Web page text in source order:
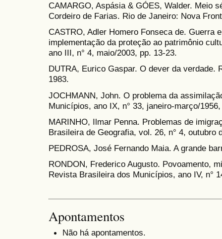
CAMARGO, Aspásia & GÓES, Walder. Meio
Cordeiro de Farias. Rio de Janeiro: Nova
CASTRO, Adler Homero Fonseca de. Guerra
implementação da proteção ao patrimônio
ano III, n° 4, maio/2003, pp. 13-23.
DUTRA, Eurico Gaspar. O dever da verdade.
1983.
JOCHMANN, John. O problema da
Municípios, ano IX, n° 33, janeiro-março/
MARINHO, Ilmar Penna. Problemas de
Brasileira de Geografia, vol. 26, n° 4, outubro
PEDROSA, José Fernando Maia. A grande
RONDON, Frederico Augusto. Povoamento,
Revista Brasileira dos Municípios, ano IV, n°
Apontamentos
Não há apontamentos.